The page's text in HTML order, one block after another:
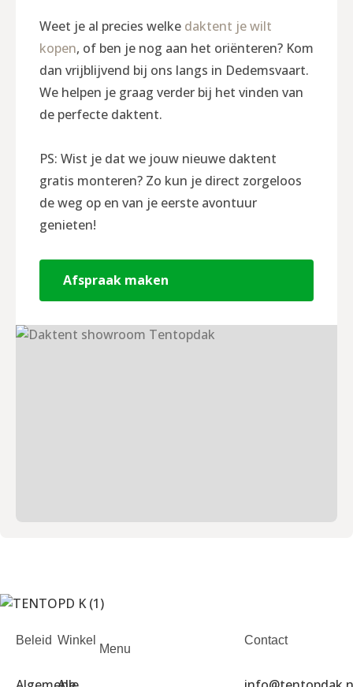
Weet je al precies welke daktent je wilt
kopen, of ben je nog aan het oriënteren? Kom
dan vrijblijvend bij ons langs in Dedemsvaart.
We helpen je graag verder bij het vinden van
de perfecte daktent.
PS: Wist je dat we jouw nieuwe daktent
gratis monteren? Zo kun je direct zorgeloos
de weg op en van je eerste avontuur
genieten!
Afspraak maken
Beleid Winkel
Menu
Contact